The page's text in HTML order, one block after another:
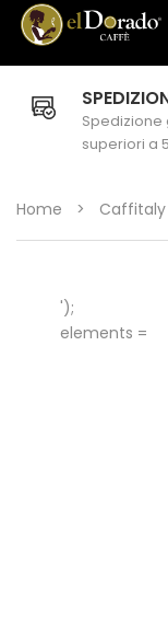
Spedizione
superiori a
Home > Caffitaly
');
elements =